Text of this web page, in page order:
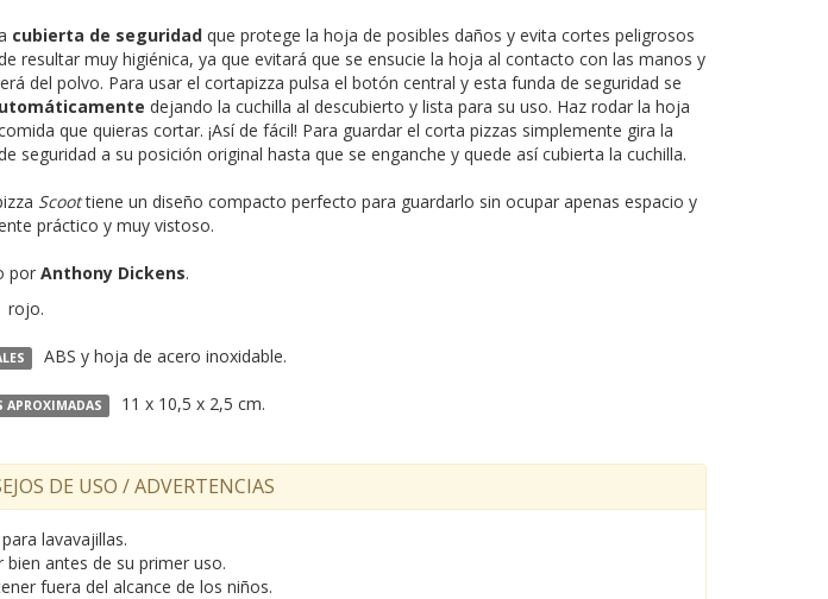
cubierta de seguridadque protege la hoja de posibles daños y evita cortes peligrosos
resultar muy higiénica, ya que evitará que se ensucie la hoja al contacto con las manos y
del polvo. Para usar el cortapizza pulsa el botón central y esta funda de seguridad se
dejando la cuchilla al descubierto y lista para su uso. Haz rodar la hoja
que quieras cortar. ¡Así de fácil! Para guardar el corta pizzas simplemente gira la
seguridad a su posición original hasta que se enganche y quede así cubierta la cuchilla.
Scoottiene un diseño compacto perfecto para guardarlo sin ocupar apenas espacio y
práctico y muy vistoso.
por Anthony Dickens.
rojo.
ABS y hoja de acero inoxidable.
APROXIMADAS 11 x 10,5 x 2,5 cm.
DE USO / ADVERTENCIAS
lavavajillas.
bien antes de su primer uso.
fuera del alcance de los niños.